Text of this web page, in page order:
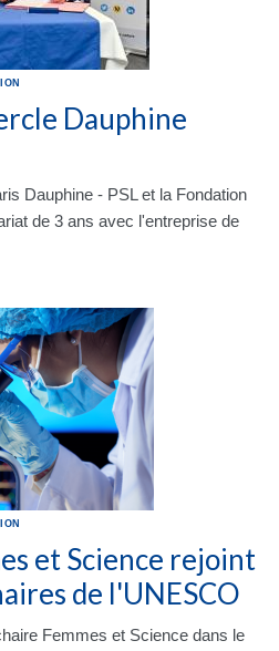
Dauphine
Dauphine - PSL et la Fondation
de 3 ans avec l'entreprise de
et Science rejoint
de l'UNESCO
Femmes et Science dans le